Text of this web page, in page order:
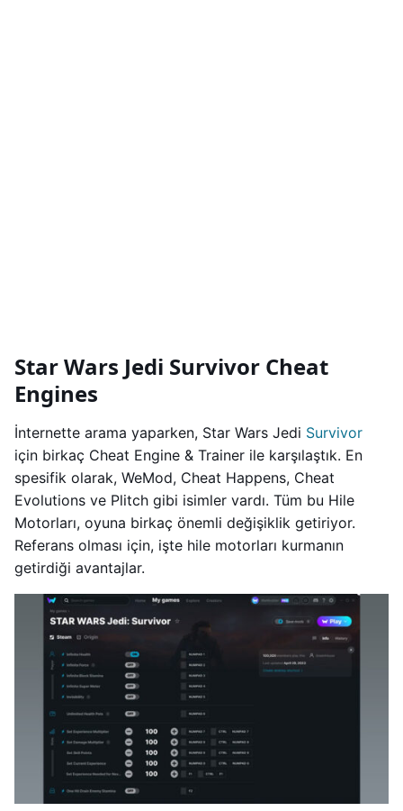
Star Wars Jedi Survivor Cheat
Engines
İnternette arama yaparken, Star Wars Jedi Survivor
için birkaç Cheat Engine & Trainer ile karşılaştık. En
spesifik olarak, WeMod, Cheat Happens, Cheat
Evolutions ve Plitch gibi isimler vardı. Tüm bu Hile
Motorları, oyuna birkaç önemli değişiklik getiriyor.
Referans olması için, işte hile motorları kurmanın
getirdiği avantajlar.